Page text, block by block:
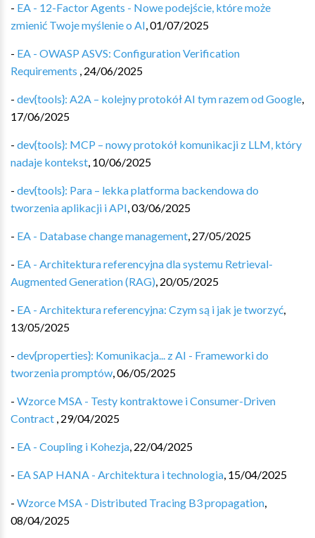
- EA - 12-Factor Agents - Nowe podejście, które może
zmienić Twoje myślenie o AI,01/07/2025
- EA - OWASP ASVS: Configuration Verification
Requirements , 24/06/2025
- dev{tools}: A2A – kolejny protokół AI tym razem od Google,
17/06/2025
- dev{tools}: MCP – nowy protokół komunikacji z LLM, który
nadaje kontekst, 10/06/2025
- dev{tools}: Para – lekka platforma backendowa do
tworzenia aplikacji i API,03/06/2025
- EA - Database change management, 27/05/2025
- EA - Architektura referencyjna dla systemu Retrieval-
Augmented Generation (RAG), 20/05/2025
- EA - Architektura referencyjna: Czym są i jak je tworzyć,
13/05/2025
- dev{properties}: Komunikacja... z AI - Frameworki do
tworzenia promptów,06/05/2025
- Wzorce MSA - Testy kontraktowe i Consumer-Driven
Contract , 29/04/2025
- EA - Coupling i Kohezja, 22/04/2025
- EA SAP HANA - Architektura i technologia, 15/04/2025
- Wzorce MSA - Distributed Tracing B3 propagation,
08/04/2025